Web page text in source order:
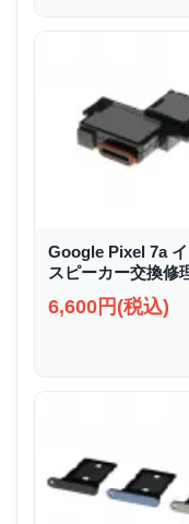
Google Pixel 7a
スピーカー交換修
6,600円(税込)